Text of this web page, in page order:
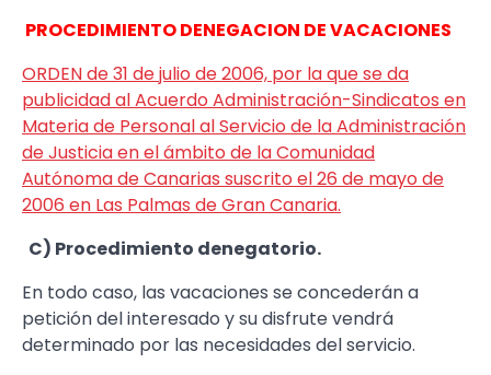
PROCEDIMIENTO DENEGACION DE VACACIONES
ORDEN de 31 de julio de 2006, por la que se da
publicidad al Acuerdo Administración-Sindicatos en
Materia de Personal al Servicio de la Administración
de Justicia en el ámbito de la Comunidad
Autónoma de Canarias suscrito el 26 de mayo de
2006 en Las Palmas de Gran Canaria.
C) Procedimiento denegatorio.
En todo caso, las vacaciones se concederán a
petición del interesado y su disfrute vendrá
determinado por las necesidades del servicio.